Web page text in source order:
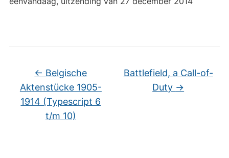
← Belgische
Aktenstücke 1905-
1914 (Typescript 6
t/m 10)
Battlefield, a Call-of-
Duty →